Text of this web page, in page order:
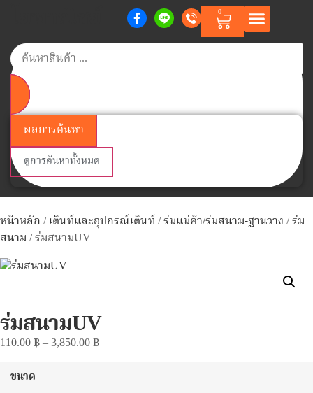
0
ผลการค้นหา
ดูการค้นหาทั้งหมด
หน้าหลัก/เต็นท์และอุปกรณ์เต็นท์/ร่มแม่ค้า/ร่มสนาม-ฐานวาง/ร่ม
สนาม/ ร่มสนามUV
ร่มสนามUV
110.00฿–3,850.00฿
ขนาด